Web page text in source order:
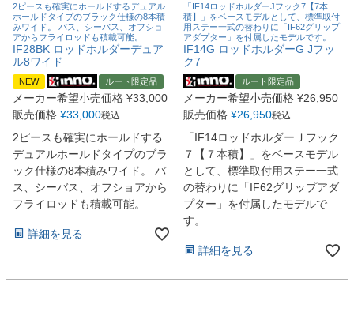
2ピースも確実にホールドするデュアル
ホールドタイプのブラック仕様の8本積
みワイド。 バス、シーバス、オフショ
アからフライロッドも積載可能。
IF28BK ロッドホルダーデュア
ル8ワイド
NEW ルート限定品
メーカー希望小売価格 ¥33,000
販売価格 ¥33,000税込
2ピースも確実にホールドする
デュアルホールドタイプのブラ
ック仕様の8本積みワイド。 バ
ス、シーバス、オフショアから
フライロッドも積載可能。
詳細を見る
「IF14ロッドホルダーJフック7【7本
積】」をベースモデルとして、標準取付
用ステー一式の替わりに「IF62グリップ
アダプター」を付属したモデルです。
IF14G ロッドホルダーG Jフッ
ク7
ルート限定品
メーカー希望小売価格 ¥26,950
販売価格 ¥26,950税込
「IF14ロッドホルダーＪフック
７【７本積】」をベースモデル
として、標準取付用ステー一式
の替わりに「IF62グリップアダ
プター」を付属したモデルで
す。
詳細を見る